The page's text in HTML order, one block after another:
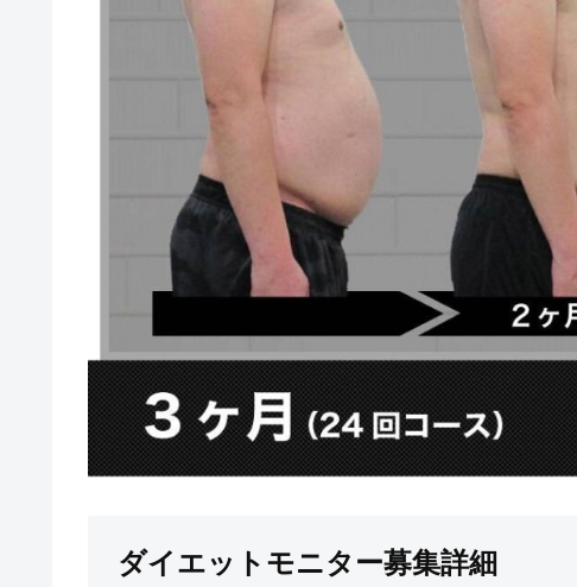
ダイエットモニター募集詳細